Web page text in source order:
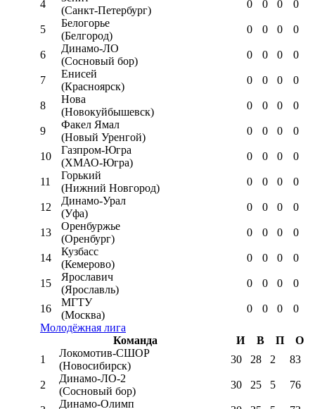
4
(Санкт-Петербург)
0 0 0 0
5
Белогорье
(Белгород)
0 0 0 0
6
Динамо-ЛО
(Сосновый бор)
0 0 0 0
7
Енисей
(Красноярск)
0 0 0 0
8
Нова
(Новокуйбышевск)
0 0 0 0
9
Факел Ямал
(Новый Уренгой)
0 0 0 0
10
Газпром-Югра
(ХМАО-Югра)
0 0 0 0
11
Горький
(Нижний Новгород)
0 0 0 0
12
Динамо-Урал
(Уфа)
0 0 0 0
13
Оренбуржье
(Оренбург)
0 0 0 0
14
Кузбасс
(Кемерово)
0 0 0 0
15
Ярославич
(Ярославль)
0 0 0 0
16
МГТУ
(Москва)
0 0 0
0
Молодёжная лига
Команда
И В П
О
1
Локомотив-CШОР
(Новосибирск)
30 28 2 83
2
Динамо-ЛО-2
(Сосновый бор)
30 25 5 76
Динамо-Олимп